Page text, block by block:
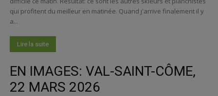
qui profitent du meilleur en matinée. Quand j'arrive finalement il y
a...
Lire la suite
EN IMAGES: VAL-SAINT-CÔME,
22 MARS 2026